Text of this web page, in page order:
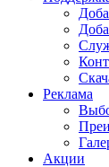
Реклама
Акции